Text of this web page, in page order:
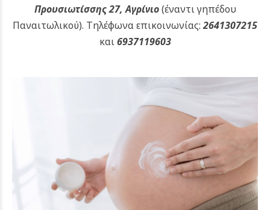
Προυσιωτίσσης 27, Αγρίνιο(έναντι γηπέδου
Παναιτωλικού). Τηλέφωνα επικοινωνίας:2641307215
και6937119603